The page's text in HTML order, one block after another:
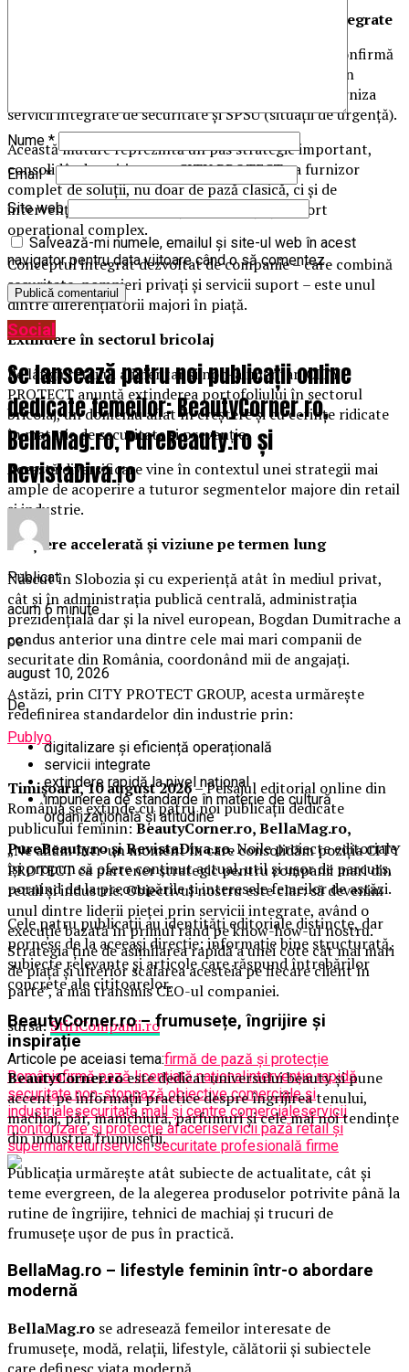
Intrarea în segmentul mall-urilor, cu servicii integrate
În linie cu strategia anunțată anterior, compania confirmă
că, începând cu 1 iunie 2026, va marca o premieră în
portofoliul său: intrarea în primul mall, unde va furniza
servicii integrate de securitate și SPSU (situații de urgență).
Această mutare reprezintă un pas strategic important,
consolidând poziționarea CITY PROTECT ca furnizor
complet de soluții, nu doar de pază clasică, ci și de
intervenție în caz de situații de urgență și suport
operațional complex.
Conceptul integrat dezvoltat de companie – care combină
securitate, pompieri privați și servicii suport – este unul
dintre diferențiatorii majori în piață.
Extindere în sectorul bricolaj
Pe lângă retailul alimentar și non-alimentar, CITY
PROTECT anunță extinderea portofoliului în sectorul
bricolaj, un domeniu aflat în creștere și cu cerințe ridicate
în materie de securitate și prevenție.
Această diversificare vine în contextul unei strategii mai
ample de acoperire a tuturor segmentelor majore din retail
și industrie.
Creștere accelerată și viziune pe termen lung
Născut în Slobozia și cu experiență atât în mediul privat,
cât și în administrația publică centrală, administrația
prezidențială dar și la nivel european, Bogdan Dumitrache a
condus anterior una dintre cele mai mari companii de
securitate din România, coordonând mii de angajați.
Astăzi, prin CITY PROTECT GROUP, acesta urmărește
redefinirea standardelor din industrie prin:
digitalizare și eficiență operațională
servicii integrate
extindere rapidă la nivel național
impunerea de standarde în materie de cultură
organizațională și atitudine
„Ne aflăm într-un moment în care consolidăm poziția CITY
PROTECT ca partener strategic pentru companii mari din
retail și industrie. Obiectivul nostru este clar: să devenim
unul dintre liderii pieței prin servicii integrate, având o
execuție bazată în primul rând pe know-how-ul nostru.
Strategia ține de asimilarea rapidă a unei cote cât mai mari
de piață și ulterior scalarea acesteia pe fiecare client în
parte”, a mai transmis CEO-ul companiei.
sursa:StiriCompanii.ro
Articole pe aceiasi tema:firmă de pază și protecție
Româniafirmă pază licențiată naționalintervenție rapidă
securitate non-stoppază obiective comerciale și
industrialesecuritate mall și centre comercialeservicii
monitorizare și protecție afaceriservicii pază retail și
supermarketuriservicii securitate profesională firme
Nume *
Email*
Site web
Salvează-mi numele, emailul și site-ul web în acest
navigator pentru data viitoare când o să comentez.
Social
Se lansează patru noi publicații online
dedicate femeilor: BeautyCorner.ro,
BellaMag.ro, PureBeauty.ro și
RevistaDiva.ro
Publicat
acum 6 minute
pe
august 10, 2026
De
Publyo
Timișoara, 10 august 2026– Peisajul editorial online din
România se extinde cu patru noi publicații dedicate
publicului feminin:BeautyCorner.ro, BellaMag.ro,
PureBeauty.ro și RevistaDiva.ro. Noile proiecte editoriale
își propun să ofere conținut actual, util și ușor de parcurs,
pornind de la preocupările și interesele femeilor de astăzi.
Cele patru publicații au identități editoriale distincte, dar
pornesc de la aceeași direcție: informație bine structurată,
subiecte relevante și articole care răspund întrebărilor
concrete ale cititoarelor.
BeautyCorner.ro – frumusețe, îngrijire și
inspirație
BeautyCorner.roeste dedicat universului beauty și pune
accent pe informații practice despre îngrijirea tenului,
machiaj, păr, manichiură, parfumuri și cele mai noi tendințe
din industria frumuseții.
Publicația urmărește atât subiecte de actualitate, cât și
teme evergreen, de la alegerea produselor potrivite până la
rutine de îngrijire, tehnici de machiaj și trucuri de
frumusețe ușor de pus în practică.
BellaMag.ro – lifestyle feminin într-o abordare
modernă
BellaMag.ro se adresează femeilor interesate de
frumusețe, modă, relații, lifestyle, călătorii și subiectele